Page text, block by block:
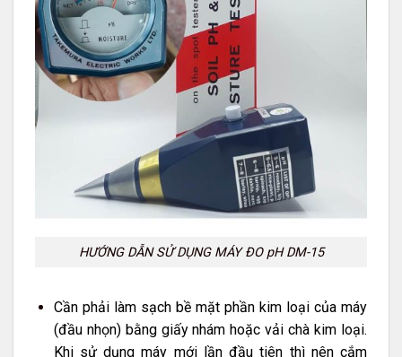
HƯỚNG DẪN SỬ DỤNG MÁY ĐO pH DM-15
Cần phải làm sạch bề mặt phần kim loại của máy
(đầu nhọn) bằng giấy nhám hoặc vải chà kim loại.
Khi sử dụng máy mới lần đầu tiên thì nên cắm